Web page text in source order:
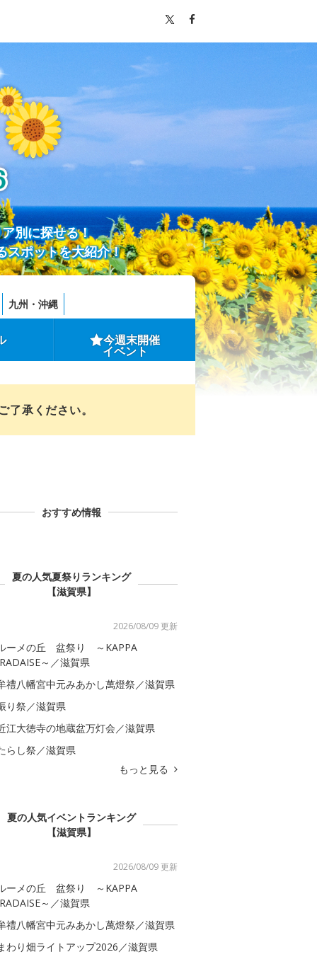
別に探せる！
スポットを大紹介！
九州・沖縄
今週末開催
イベント
承ください。
おすすめ情報
夏の人気夏祭りランキング
【滋賀県】
2026/08/09 更新
ーメの丘 盆祭り ～KAPPA
～／滋賀県
禮八幡宮中元みあかし萬燈祭／滋賀県
り祭／滋賀県
江大徳寺の地蔵盆万灯会／滋賀県
らし祭／滋賀県
もっと見る
夏の人気イベントランキング
【滋賀県】
2026/08/09 更新
ーメの丘 盆祭り ～KAPPA
～／滋賀県
禮八幡宮中元みあかし萬燈祭／滋賀県
わり畑ライトアップ2026／滋賀県